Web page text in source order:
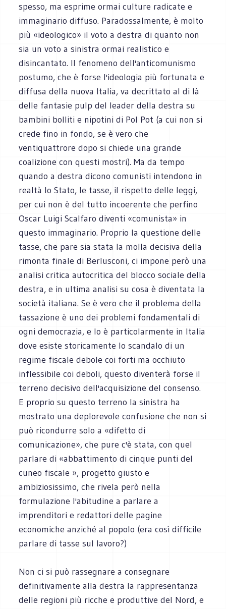
spesso, ma esprime ormai culture radicate e
immaginario diffuso. Paradossalmente, è molto
più «ideologico» il voto a destra di quanto non
sia un voto a sinistra ormai realistico e
disincantato. Il fenomeno dell'anticomunismo
postumo, che è forse l'ideologia più fortunata e
diffusa della nuova Italia, va decrittato al di là
delle fantasie pulp del leader della destra su
bambini bolliti e nipotini di Pol Pot (a cui non si
crede fino in fondo, se è vero che
ventiquattrore dopo si chiede una grande
coalizione con questi mostri). Ma da tempo
quando a destra dicono comunisti intendono in
realtà lo Stato, le tasse, il rispetto delle leggi,
per cui non è del tutto incoerente che perfino
Oscar Luigi Scalfaro diventi «comunista» in
questo immaginario. Proprio la questione delle
tasse, che pare sia stata la molla decisiva della
rimonta finale di Berlusconi, ci impone però una
analisi critica autocritica del blocco sociale della
destra, e in ultima analisi su cosa è diventata la
società italiana. Se è vero che il problema della
tassazione è uno dei problemi fondamentali di
ogni democrazia, e lo è particolarmente in Italia
dove esiste storicamente lo scandalo di un
regime fiscale debole coi forti ma occhiuto
inflessibile coi deboli, questo diventerà forse il
terreno decisivo dell'acquisizione del consenso.
E proprio su questo terreno la sinistra ha
mostrato una deplorevole confusione che non si
può ricondurre solo a «difetto di
comunicazione», che pure c'è stata, con quel
parlare di «abbattimento di cinque punti del
cuneo fiscale », progetto giusto e
ambiziosissimo, che rivela però nella
formulazione l'abitudine a parlare a
imprenditori e redattori delle pagine
economiche anziché al popolo (era così difficile
parlare di tasse sul lavoro?)
Non ci si può rassegnare a consegnare
definitivamente alla destra la rappresentanza
delle regioni più ricche e produttive del Nord, e